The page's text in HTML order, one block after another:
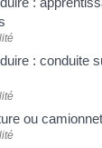
: conduite
ou